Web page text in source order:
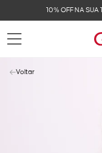
FRETE
Voltar